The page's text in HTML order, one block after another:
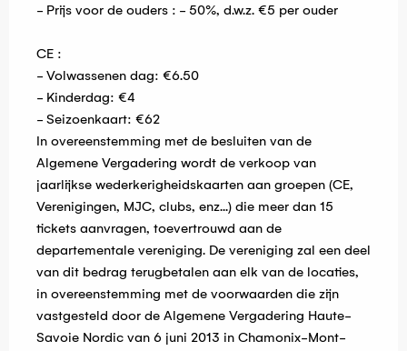
- Prijs voor de ouders : - 50%, d.w.z. €5 per ouder
CE :
- Volwassenen dag: €6.50
- Kinderdag: €4
- Seizoenkaart: €62
In overeenstemming met de besluiten van de
Algemene Vergadering wordt de verkoop van
jaarlijkse wederkerigheidskaarten aan groepen (CE,
Verenigingen, MJC, clubs, enz...) die meer dan 15
tickets aanvragen, toevertrouwd aan de
departementale vereniging. De vereniging zal een deel
van dit bedrag terugbetalen aan elk van de locaties,
in overeenstemming met de voorwaarden die zijn
vastgesteld door de Algemene Vergadering Haute-
Savoie Nordic van 6 juni 2013 in Chamonix-Mont-